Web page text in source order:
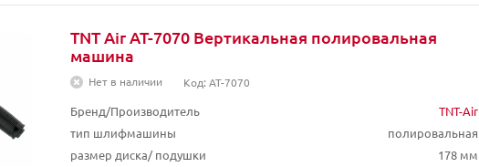
TNT Air AT-7070 Вертикальная полировальная
машина
Нет в наличии Код: AT-7070
Бренд/Производитель
TNT-Air
тип шлифмашины
полировальная
размер диска/ подушки
178 мм